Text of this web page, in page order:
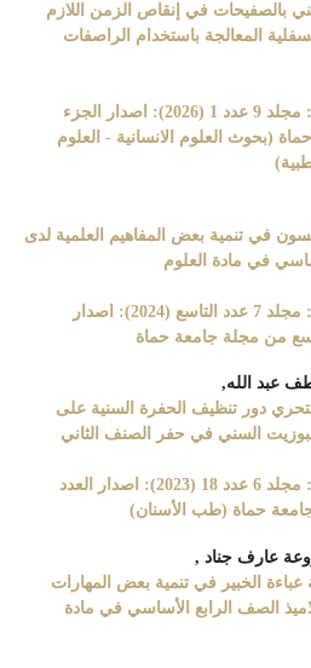
بالصفيحات في إنقاص الزمن اللازم
المعالجة باستخدام الراصفات
مجلة جامعة حماة2025: مجلد 9 عدد 1 (2026): اصدار الجزء
(بحوث العلوم الانسانية - العلوم
في تنمية بعض المفاهيم العلمية لدى
في مادة العلوم
مجلة جامعة حماة2025: مجلد 7 عدد التاسع (2024): اصدار
من مجلة جامعة حماة
عبد الله,
دور تنظيف الحفرة السنية على
السني في حفر الصنف الثاني
مجلة جامعة حماة2025: مجلد 6 عدد 18 (2023): اصدار العدد
حماة (طب الأسنان)
عارف جناد ,
عباءة الخبير في تنمية بعض المهارات
الصف الرابع الأساسي في مادة